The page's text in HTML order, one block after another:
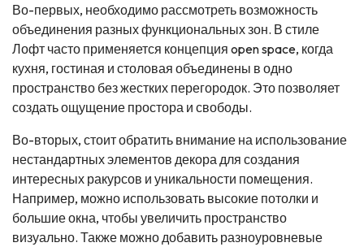
Во-первых, необходимо рассмотреть возможность
объединения разных функциональных зон. В стиле
Лофт часто применяется концепция open space, когда
кухня, гостиная и столовая объединены в одно
пространство без жестких перегородок. Это позволяет
создать ощущение простора и свободы.
Во-вторых, стоит обратить внимание на использование
нестандартных элементов декора для создания
интересных ракурсов и уникальности помещения.
Например, можно использовать высокие потолки и
большие окна, чтобы увеличить пространство
визуально. Также можно добавить разноуровневые